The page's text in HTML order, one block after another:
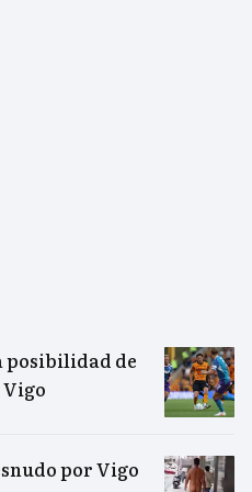
posibilidad de
Vigo
por Vigo